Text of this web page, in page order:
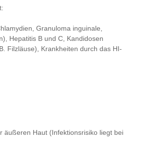
Granuloma inguinale,
Hepatitis B und C, Kandidosen
Filzläuse), Krankheiten durch das HI-
äußeren Haut (Infektionsrisiko liegt bei